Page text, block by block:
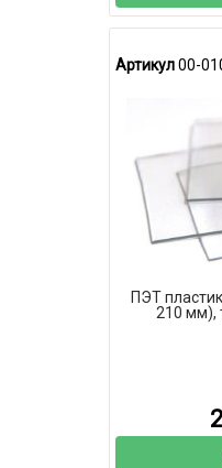
Артикул00-
ПЭТ
210 мм),